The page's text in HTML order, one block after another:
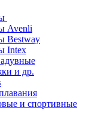
Avenli
Bestway
Intex
и др.
и спортивные